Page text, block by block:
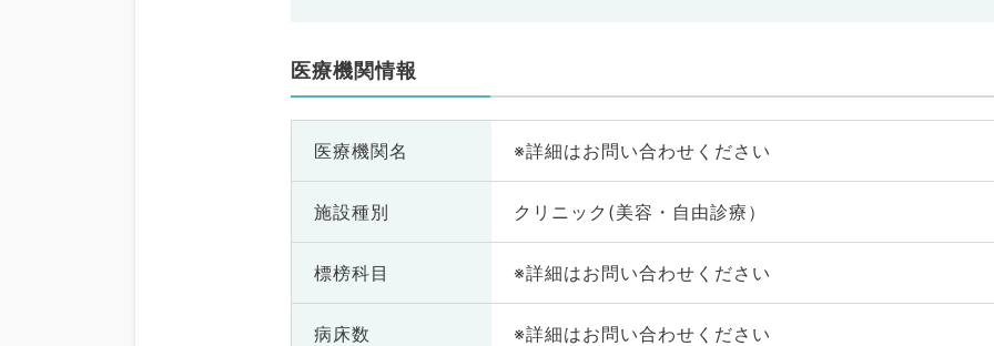
医療機関情報
医療機関名 ※詳細はお問い合わせください
施設種別 クリニック(美容・自由診療）
標榜科目 ※詳細はお問い合わせください
病床数 ※詳細はお問い合わせください